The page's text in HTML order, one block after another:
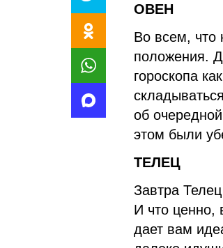
ОВЕН
Во всем, что
положения.
гороскопа
об
этом были
ТЕЛЕЦ
Завтра
И что ценно,
дает вам